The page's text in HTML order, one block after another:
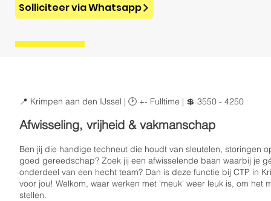
Solliciteer via Whatsapp
📍 Krimpen aan den IJssel | 🕑 +- Fulltime | 💲 3550 - 4250
Afwisseling, vrijheid & vakmanschap
Ben jij die handige techneut die houdt van sleutelen, storingen
goed gereedschap? Zoek jij een afwisselende baan waarbij je
onderdeel van een hecht team? Dan is deze functie bij CTP in
voor jou! Welkom, waar werken met 'meuk' weer leuk is, om het
stellen.